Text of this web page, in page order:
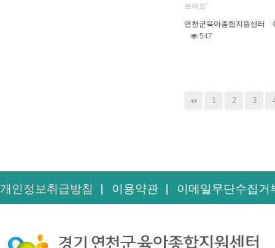
보아요'
연천군육아종합지원센터
547
1 2 3
개인정보취급방침 이용약관 이메일무단수집거